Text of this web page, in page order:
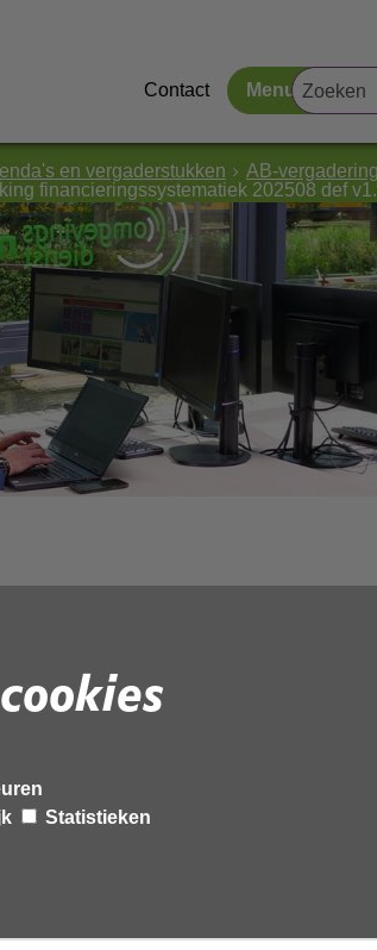
Statistieken
Contact Menu
en vergaderstukken
AB-
financieringssystematiek 202508 def
def